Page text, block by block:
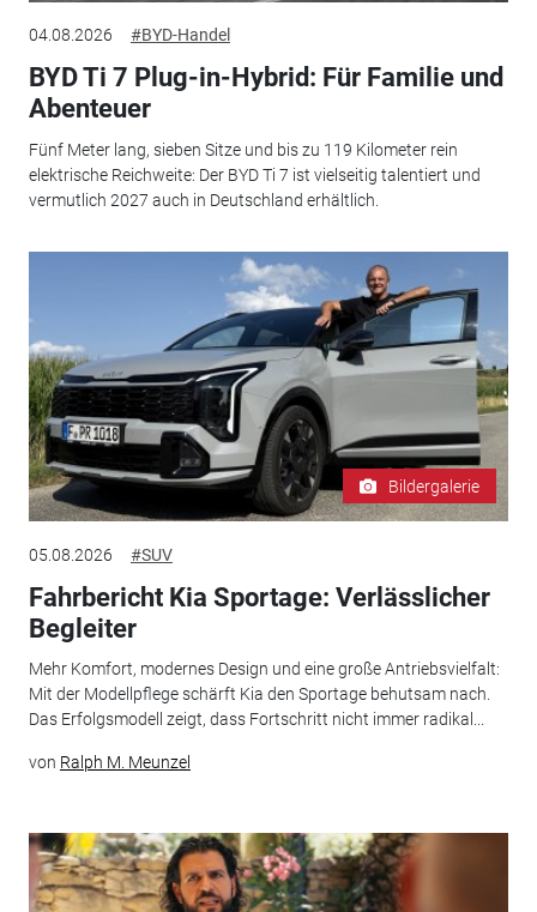
04.08.2026 #BYD-Handel
BYD Ti 7 Plug-in-Hybrid: Für Familie und
Abenteuer
Fünf Meter lang, sieben Sitze und bis zu 119 Kilometer rein
elektrische Reichweite: Der BYD Ti 7 ist vielseitig talentiert und
vermutlich 2027 auch in Deutschland erhältlich.
Bildergalerie
05.08.2026 #SUV
Fahrbericht Kia Sportage: Verlässlicher
Begleiter
Mehr Komfort, modernes Design und eine große Antriebsvielfalt:
Mit der Modellpflege schärft Kia den Sportage behutsam nach.
Das Erfolgsmodell zeigt, dass Fortschritt nicht immer radikal...
von Ralph M. Meunzel